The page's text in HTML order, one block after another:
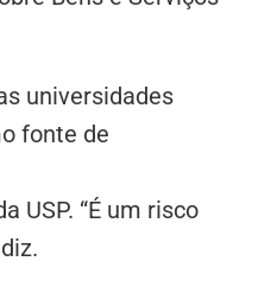
universidades
fonte de
USP. “É um risco